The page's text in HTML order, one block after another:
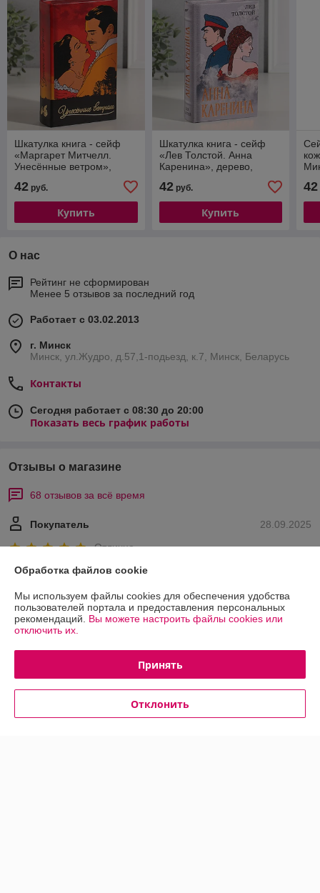
Шкатулка книга - сейф
«Маргарет Митчелл.
Унесённые ветром»,
кожа, 21×13×5 см
42 руб.
Купить
Шкатулка книга - сейф
«Лев Толстой. Анна
Каренина», дерево,
тиснение, 21×13×5 см
42руб.
Купить
42
О нас
Рейтинг не сформирован
Менее 5 отзывов за последний год
Работает с 03.02.2013
г. Минск
Минск, ул.Жудро, д.57,1-подьезд, к.7, Минск, Беларусь
Контакты
Сегодня работает с 08:30 до 20:00
Показать весь график работы
Отзывы о магазине
68 отзывов за всё время
28.09.2025
Покупатель
Отлично
Покупкой довольна
Сделка подтверждена через корзину
22.10.2024
Покупатель
Обработка файлов cookie
Мы используем файлы cookies для обеспечения удобства
пользователей портала и предоставления персональных
рекомендаций. Вы можете настроить файлы cookies или
отключить их.
Принять
Отклонить